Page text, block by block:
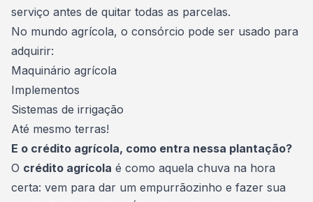
serviço antes de quitar todas as parcelas.
No mundo agrícola, o consórcio pode ser usado para
adquirir:
Maquinário agrícola
Implementos
Sistemas de irrigação
Até mesmo terras!
E o crédito agrícola, como entra nessa plantação?
O crédito agrícola é como aquela chuva na hora
certa: vem para dar um empurrãozinho e fazer sua